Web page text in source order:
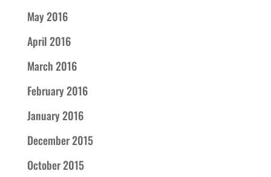
May 2016
April 2016
March 2016
February 2016
January 2016
December 2015
October 2015